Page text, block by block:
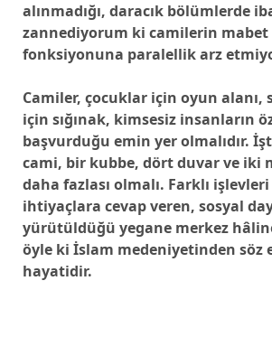
alınmadığı, daracık bölümlerde
zannediyorum ki camilerin mabet
fonksiyonuna paralellik arz
Camiler, çocuklar için oyun alanı,
için sığınak, kimsesiz insanların
başvurduğu emin yer olmalıdır.
cami, bir kubbe, dört duvar ve iki
daha fazlası olmalı. Farklı
ihtiyaçlara cevap veren, sosyal
yürütüldüğü yegane merkez
öyle ki İslam medeniyetinden söz
hayatidir.